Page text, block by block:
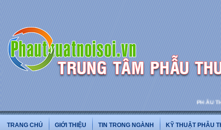
PHẪU
TRANG CHỦ GIỚI THIỆU TIN TRONG NGÀNH KỸ THUẬT PHẪU